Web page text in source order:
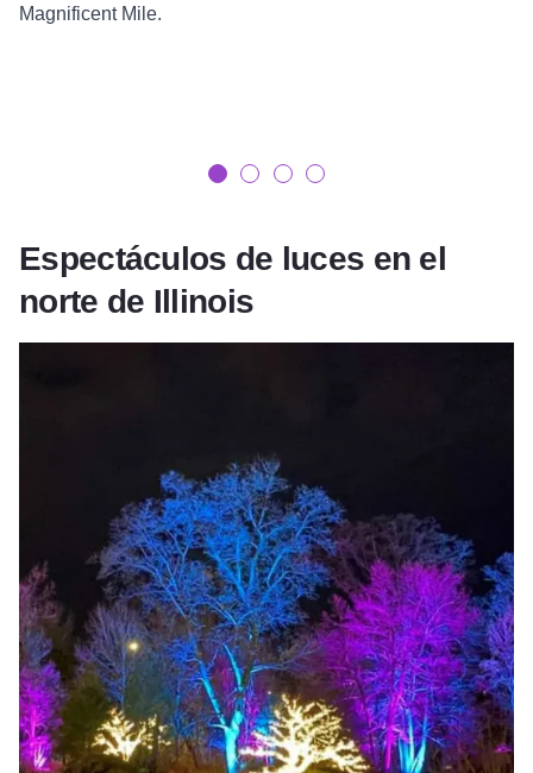
Magnificent Mile.
Espectáculos de luces en el
norte de Illinois